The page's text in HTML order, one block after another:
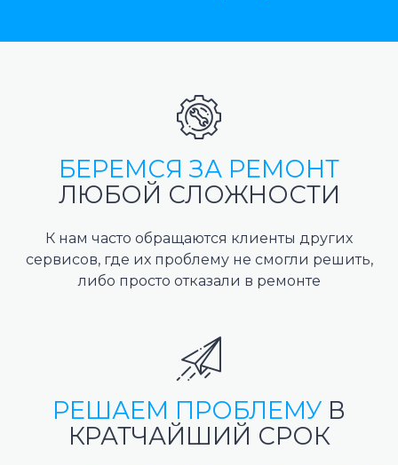
БЕРЕМСЯ ЗА РЕМОНТ
ЛЮБОЙ СЛОЖНОСТИ
К нам часто обращаются клиенты других
сервисов, где их проблему не смогли решить,
либо просто отказали в ремонте
РЕШАЕМ ПРОБЛЕМУ В
КРАТЧАЙШИЙ СРОК